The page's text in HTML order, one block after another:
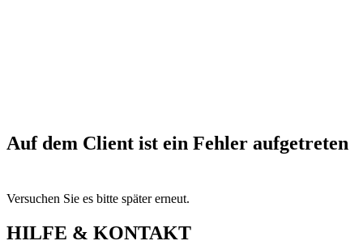
Auf dem Client ist ein Fehler aufgetreten
Versuchen Sie es bitte später erneut.
HILFE & KONTAKT